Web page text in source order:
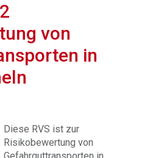
von
in
Diese RVS ist zur
Risikobewertung von